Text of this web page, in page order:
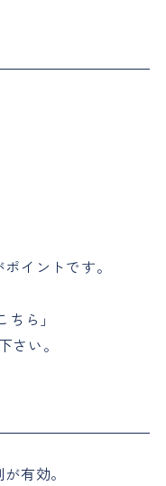
イントです。
ら」
さい。
有効。